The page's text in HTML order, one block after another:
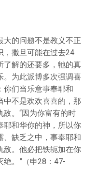
大的问题不是教义不正
，撒旦可能在过去24
了解的还要多，牠的真
。为此派博多次强调喜
你们当乐意事奉耶和
中不是欢欢喜喜的，那
。“因为你富有的时
耶和华你的神，所以你
、缺乏之中，事奉耶和
敌。他必把铁轭加在你
绝。”（申28：47-